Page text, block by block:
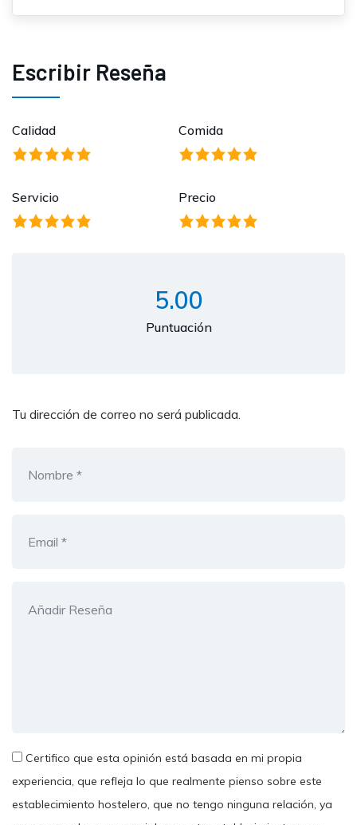
Escribir Reseña
Calidad Comida
Servicio Precio
5.00
Puntuación
Tu dirección de correo no será publicada.
Certifico que esta opinión está basada en mi propia
experiencia, que refleja lo que realmente pienso sobre este
establecimiento hostelero, que no tengo ninguna relación, ya